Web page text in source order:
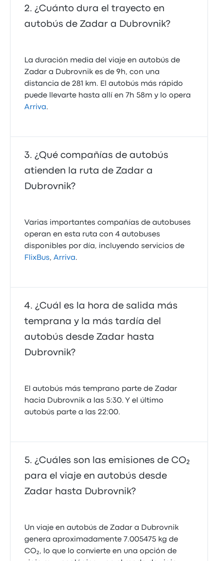
¿Cuánto dura el trayecto en
autobús de Zadar a Dubrovnik?
La duración media del viaje en autobús de
Zadar a Dubrovnik es de 9h, con una
distancia de 281 km. El autobús más rápido
puede llevarte hasta allí en 7h 58m y lo opera
Arriva.
¿Qué compañías de autobús
atienden la ruta de Zadar a
Dubrovnik?
Varias importantes compañías de autobuses
operan en esta ruta con 4 autobuses
disponibles por día, incluyendo servicios de
FlixBus,Arriva.
¿Cuál es la hora de salida más
temprana y la más tardía del
autobús desde Zadar hasta
Dubrovnik?
El autobús más temprano parte de Zadar
hacia Dubrovnik a las 5:30. Y el último
autobús parte a las 22:00.
¿Cuáles son las emisiones de CO₂
para el viaje en autobús desde
Zadar hasta Dubrovnik?
Un viaje en autobús de Zadar a Dubrovnik
genera aproximadamente 7.005475 kg de
CO₂, lo que lo convierte en una opción de